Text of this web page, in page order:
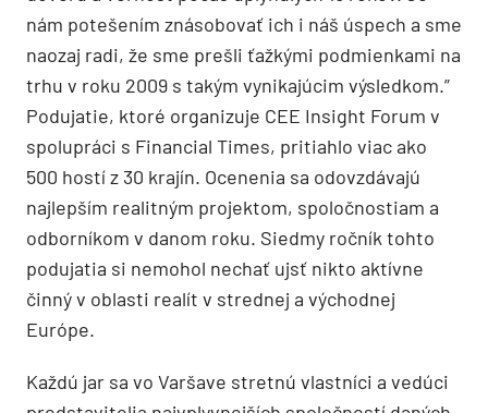
nám potešením znásobovať ich i náš úspech a sme
naozaj radi, že sme prešli ťažkými podmienkami na
trhu v roku 2009 s takým vynikajúcim výsledkom.”
Podujatie, ktoré organizuje CEE Insight Forum v
spolupráci s Financial Times, pritiahlo viac ako
500 hostí z 30 krajín. Ocenenia sa odovzdávajú
najlepším realitným projektom, spoločnostiam a
odborníkom v danom roku. Siedmy ročník tohto
podujatia si nemohol nechať ujsť nikto aktívne
činný v oblasti realít v strednej a východnej
Európe.
Každú jar sa vo Varšave stretnú vlastníci a vedúci